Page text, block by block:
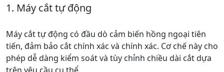
1. Máy cắt tự động
Máy cắt tự động có đầu dò cảm biến hồng ngoại tiên
tiến, đảm bảo cắt chính xác và chính xác. Cơ chế này cho
phép dễ dàng kiểm soát và tùy chỉnh chiều dài cắt dựa